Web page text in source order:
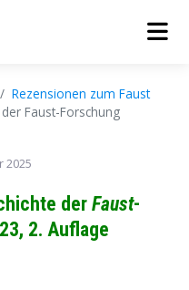
Rezensionen zum Faust
Faust-Forschung
2025
der Faust-
2. Auflage